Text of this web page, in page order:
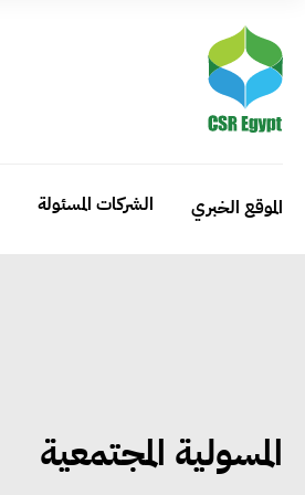
الموقع الخبري الشركات المسئولة
المسولية المجتمعية